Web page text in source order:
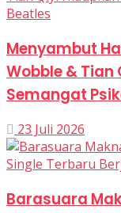
Menyambut
Wobble & Tian
Semangat
23 Juli 2026
Barasuara